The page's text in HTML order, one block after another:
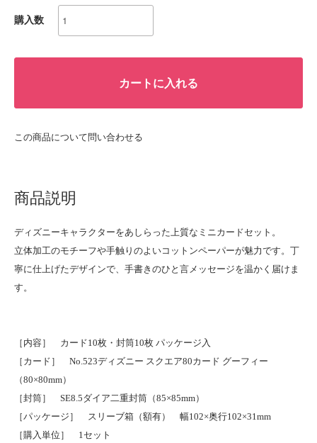
購入数
カートに入れる
この商品について問い合わせる
商品説明
ディズニーキャラクターをあしらった上質なミニカードセット。
立体加工のモチーフや手触りのよいコットンペーパーが魅力です。丁
寧に仕上げたデザインで、手書きのひと言メッセージを温かく届けま
す。
［内容］ カード10枚・封筒10枚 パッケージ入
［カード］ No.523ディズニー スクエア80カード グーフィー
（80×80mm）
［封筒］ SE8.5ダイア二重封筒（85×85mm）
［パッケージ］ スリーブ箱（額有） 幅102×奥行102×31mm
［購入単位］ 1セット